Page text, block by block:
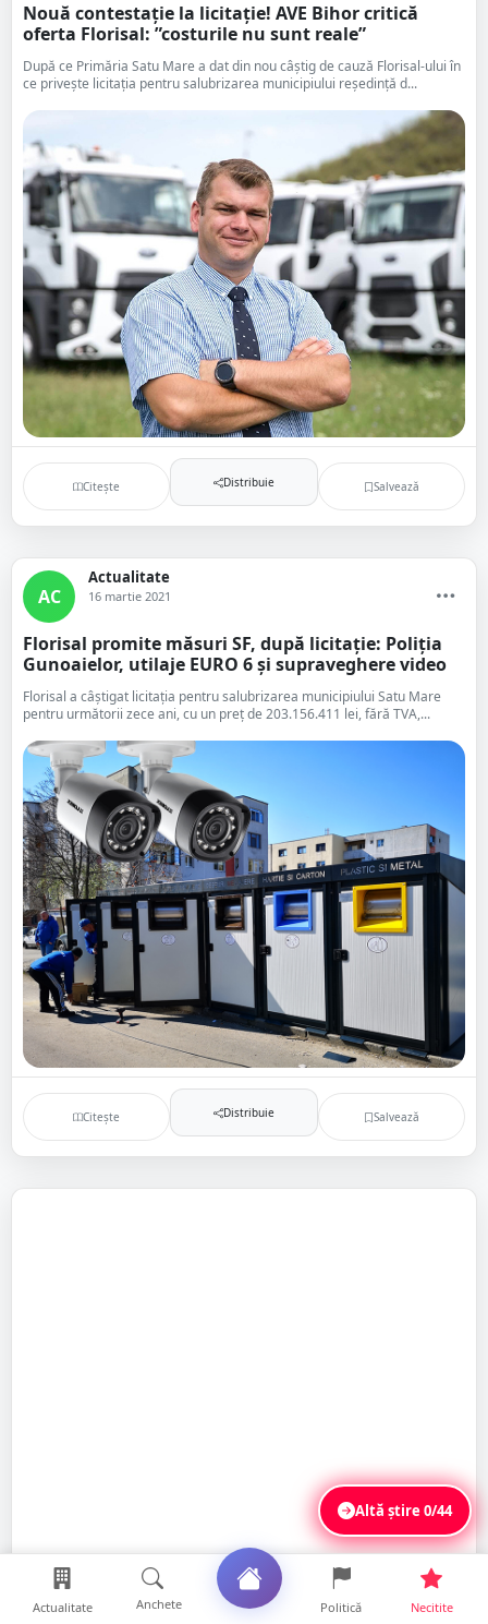
Nouă contestație la licitație! AVE Bihor critică
oferta Florisal: ”costurile nu sunt reale”
După ce Primăria Satu Mare a dat din nou câștig de cauză Florisal-ului în
ce privește licitația pentru salubrizarea municipiului reședință d...
Citește Distribuie Salvează
AC
Actualitate
16 martie 2021
Florisal promite măsuri SF, după licitație: Poliția
Gunoaielor, utilaje EURO 6 și supraveghere video
Florisal a câștigat licitația pentru salubrizarea municipiului Satu Mare
pentru următorii zece ani, cu un preț de 203.156.411 lei, fără TVA,...
Citește Distribuie Salvează
Altă știre0/44
Actualitate Anchete Politică Necitite